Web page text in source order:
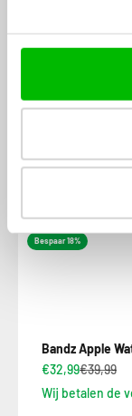
€7,99€9,99
Bespaar 18%
Bandz Apple
€32,99€39,99
Wij betalen de